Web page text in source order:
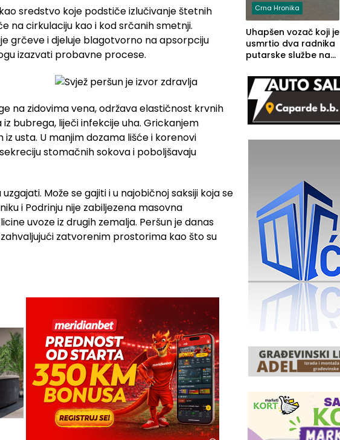
sredstvo koje podstiče izlučivanje štetnih
na cirkulaciju kao i kod srčanih smetnji.
grčeve i djeluje blagotvorno na apsorpciju
izazvati probavne procese.
na zidovima vena, održava elastičnost krvnih
bubrega, liječi infekcije uha. Grickanjem
usta. U manjim dozama lišće i korenovi
stomačnih sokova i poboljšavaju
Može se gajiti i u najobičnoj saksiji koja se
i Podrinju nije zabiljezena masovna
uvoze iz drugih zemalja. Peršun je danas
zatvorenim prostorima kao što su
Crna Hronika
Uhapšen vozač koji je
usmrtio dva radnika
putarske službe na
prema Šapcu
(FOTO)